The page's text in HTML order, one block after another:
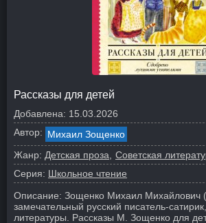
Рассказы для детей
Добавлена: 15.03.2026
Автор: Михаил Зощенко
Жанр: Детская проза
Советская
Серия: Школьное чтение
Описание: Зощенко Михаил Михайлович
замечательный русский писатель-
литературы. Рассказы М. Зощенко для